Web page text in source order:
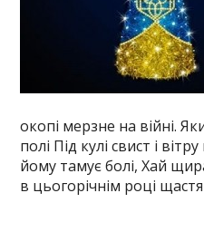
окопі мерзне на війні.
полі Під кулі свист і
йому тамує болі, Хай
в цьогорічнім році